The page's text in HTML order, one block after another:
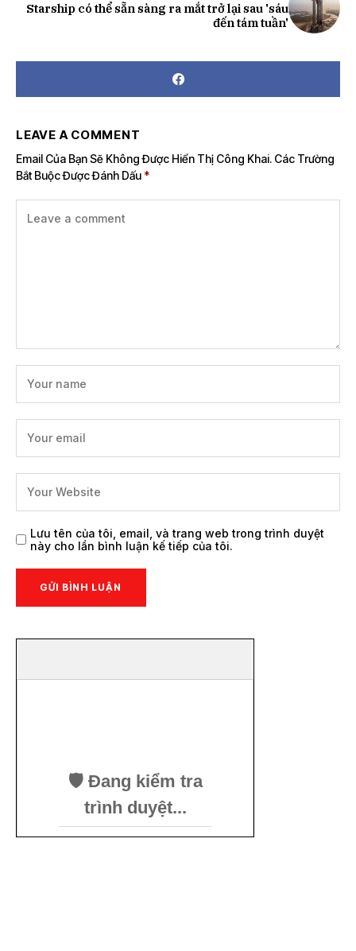
Starship có thể sẵn sàng ra mắt trở lại sau 'sáu
đến tám tuần'
LEAVE A COMMENT
Email Của Bạn Sẽ Không Được Hiển Thị Công Khai. Các Trường
Bắt Buộc Được Đánh Dấu *
Lưu tên của tôi, email, và trang web trong trình duyệt
này cho lần bình luận kế tiếp của tôi.